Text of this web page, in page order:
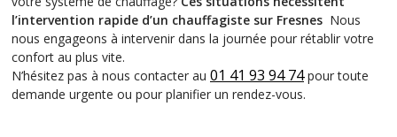
l’intervention rapide d’un chauffagiste sur Fresnes Nous
nous engageons à intervenir dans la journée pour rétablir votre
confort au plus vite.
N’hésitez pas à nous contacter au 01 41 93 94 74 pour toute
demande urgente ou pour planifier un rendez-vous.